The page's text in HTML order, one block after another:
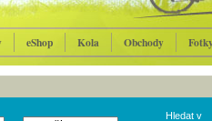
eShop Kola Obchody
Hledat v